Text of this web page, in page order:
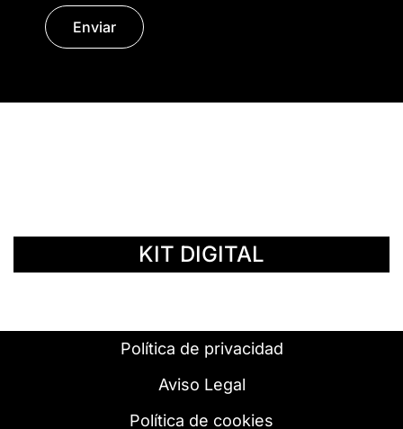
Enviar
KIT DIGITAL
Política de privacidad
Aviso Legal
Política de cookies